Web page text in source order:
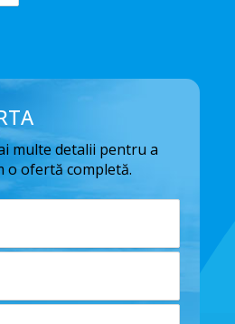
multe detalii pentru a
o ofertă completă.